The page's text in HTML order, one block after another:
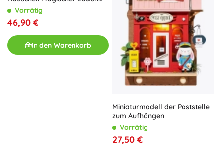
der Hexe Kiki mit LED
Vorrätig
46,90 €
In den Warenkorb
Miniaturmodell der Poststelle
zum Aufhängen
Vorrätig
27,50 €